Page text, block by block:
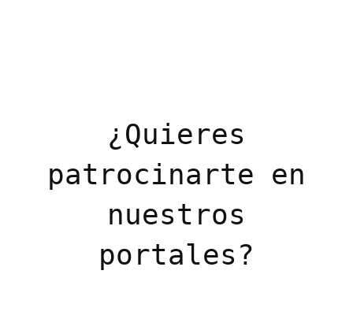
¿Quieres
patrocinarte en
nuestros
portales?